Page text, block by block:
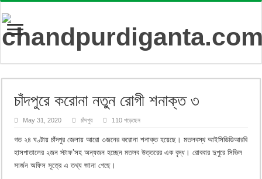
চাঁদপুরে করোনা নতুন রোগী শনাক্ত ৩
May 31, 2020 চাঁদপুর 110 পড়েছেন
গত ২৪ ঘণ্টায় চাঁদপুর জেলায় আরো ৩জনের করোনা শনাক্ত হয়েছে। মতলবস্থ আইসিডিডিআরবি
হাসপাতালের ২জন স্টাফ’সহ অন্যজন হচ্ছেন মতলব উত্তরের এক বৃদ্ধ। রোববার দুপুরে সিভিল
সার্জন অফিস সূত্রে এ তথ্য জানা গেছে।